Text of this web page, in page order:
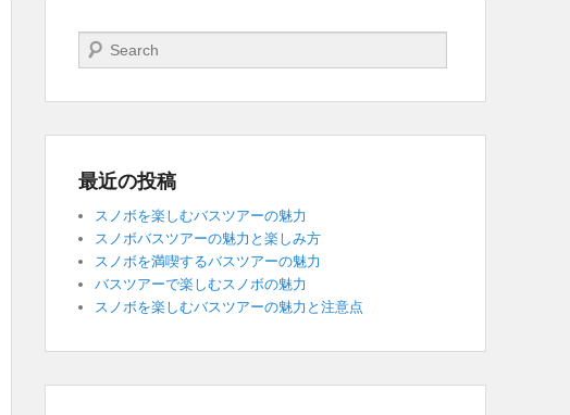
検索開始
最近の投稿
スノボを楽しむバスツアーの魅力
スノボバスツアーの魅力と楽しみ方
スノボを満喫するバスツアーの魅力
バスツアーで楽しむスノボの魅力
スノボを楽しむバスツアーの魅力と注意点